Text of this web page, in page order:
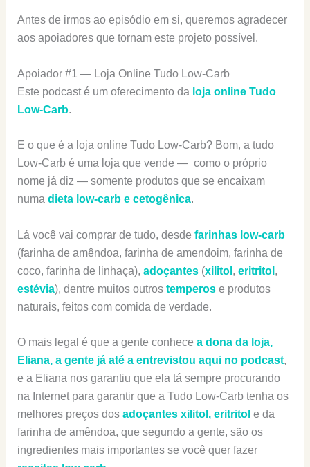
Antes de irmos ao episódio em si, queremos agradecer
aos apoiadores que tornam este projeto possível.
Apoiador #1 — Loja Online Tudo Low-Carb
Este podcast é um oferecimento da loja online Tudo
Low-Carb.
E o que é a loja online Tudo Low-Carb? Bom, a tudo
Low-Carb é uma loja que vende — como o próprio
nome já diz — somente produtos que se encaixam
numa dieta low-carb e cetogênica.
Lá você vai comprar de tudo, desde farinhas low-carb
(farinha de amêndoa, farinha de amendoim, farinha de
coco, farinha de linhaça), adoçantes(xilitol , eritritol ,
estévia), dentre muitos outros temperose produtos
naturais, feitos com comida de verdade.
O mais legal é que a gente conhece a dona da loja,
Eliana, a gente já até a entrevistou aqui no podcast,
e a Eliana nos garantiu que ela tá sempre procurando
na Internet para garantir que a Tudo Low-Carb tenha os
melhores preços dos adoçantes xilitol, eritritol e da
farinha de amêndoa, que segundo a gente, são os
ingredientes mais importantes se você quer fazer